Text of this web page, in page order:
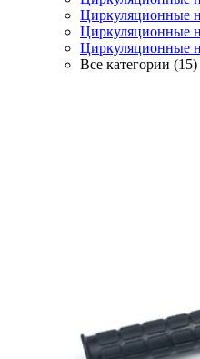
Циркуляционные
Циркуляционные
Циркуляционные
Все категории (15)